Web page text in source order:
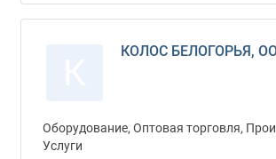
КОЛОС БЕЛОГОРЬЯ,
Оборудование, Оптовая торговля,
Услуги